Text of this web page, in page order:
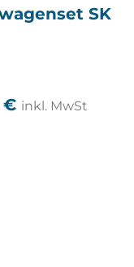
SK
€ inkl. MwSt